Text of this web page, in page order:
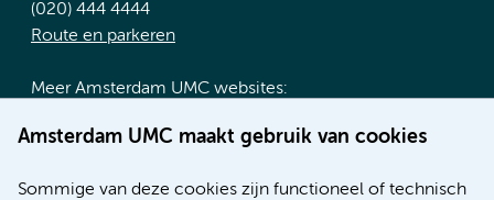
Amsterdam UMC maakt gebruik van cookies
Sommige van deze cookies zijn functioneel of technisch
(020) 444 4444
Route en parkeren
Meer Amsterdam UMC websites:
Werken bij Amsterdam UMC
Nieuws